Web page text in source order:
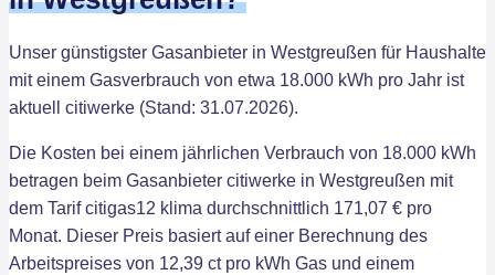
Unser günstigster Gasanbieter in Westgreußen für Haushalte
mit einem Gasverbrauch von etwa 18.000 kWh pro Jahr ist
aktuell citiwerke (Stand: 31.07.2026).
Die Kosten bei einem jährlichen Verbrauch von 18.000 kWh
betragen beim Gasanbieter citiwerke in Westgreußen mit
dem Tarif citigas12 klima durchschnittlich 171,07 € pro
Monat. Dieser Preis basiert auf einer Berechnung des
Arbeitspreises von 12,39 ct pro kWh Gas und einem